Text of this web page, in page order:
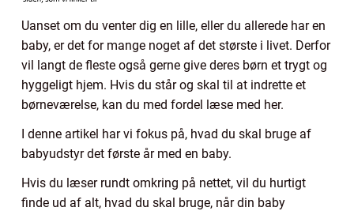
Uanset om du venter dig en lille, eller du allerede har en
baby, er det for mange noget af det største i livet. Derfor
vil langt de fleste også gerne give deres børn et trygt og
hyggeligt hjem. Hvis du står og skal til at indrette et
børneværelse, kan du med fordel læse med her.
I denne artikel har vi fokus på, hvad du skal bruge af
babyudstyr det første år med en baby.
Hvis du læser rundt omkring på nettet, vil du hurtigt
finde ud af alt, hvad du skal bruge, når din baby